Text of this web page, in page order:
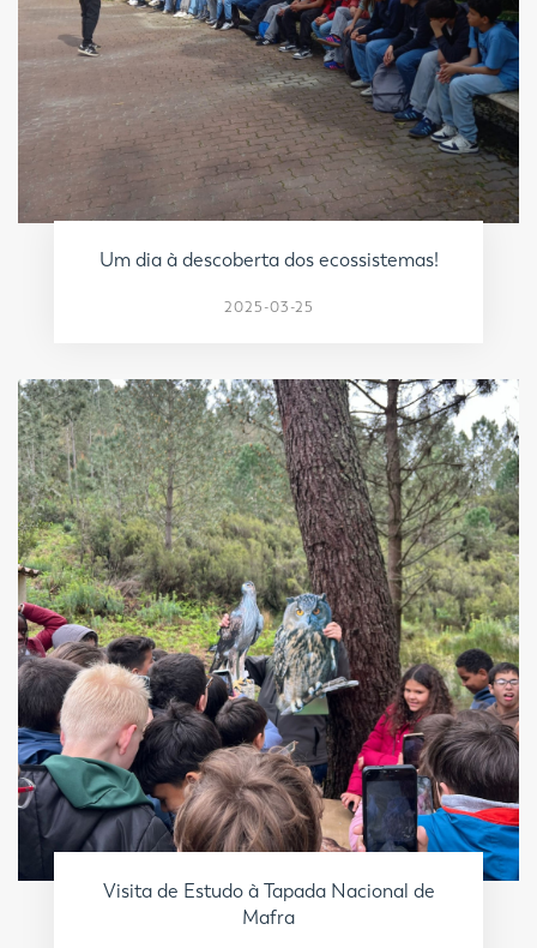
Um dia à descoberta dos ecossistemas!
2025-03-25
Visita de Estudo à Tapada Nacional de
Mafra